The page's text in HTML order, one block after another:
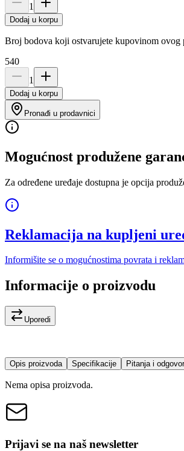
1
Dodaj u korpu
Broj bodova koji ostvarujete kupovinom ovog
540
1
Dodaj u korpu
Pronađi u prodavnici
Mogućnost produžene
Za određene uređaje dostupna je opcija
Reklamacija na kupljeni
Informišite se o mogućnostima povrata i
Informacije o proizvodu
Uporedi
Opis proizvoda Specifikacije Pitanja i
Nema opisa proizvoda.
Prijavi se na naš newsletter